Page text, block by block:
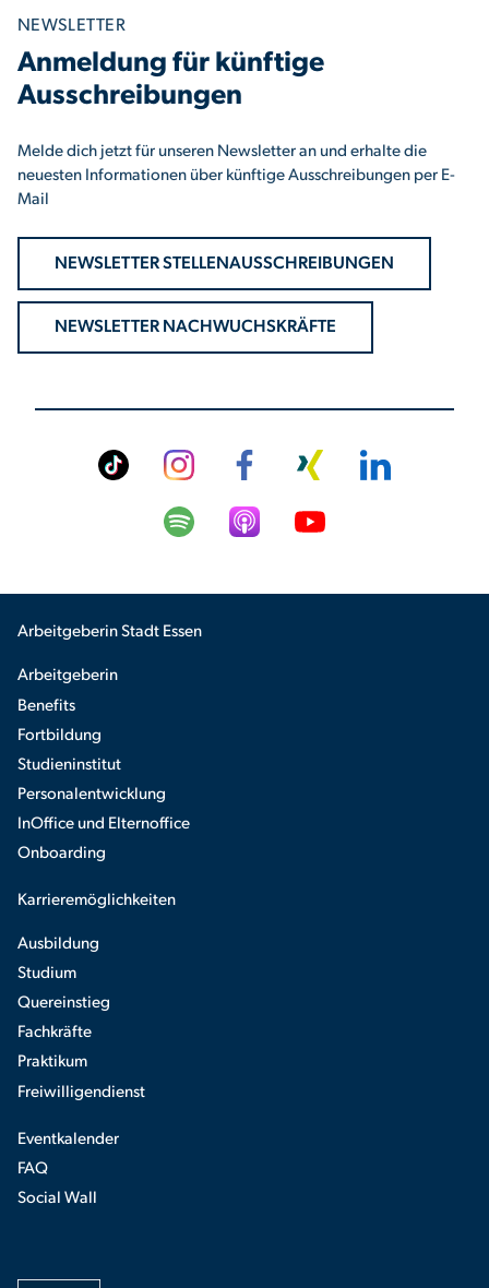
NEWSLETTER
Anmeldung für künftige
Ausschreibungen
Melde dich jetzt für unseren Newsletter an und erhalte die
neuesten Informationen über künftige Ausschreibungen per E-
Mail
NEWSLETTER STELLENAUSSCHREIBUNGEN
NEWSLETTER NACHWUCHSKRÄFTE
Arbeitgeberin Stadt Essen
Arbeitgeberin
Benefits
Fortbildung
Studieninstitut
Personalentwicklung
InOffice und Elternoffice
Onboarding
Karrieremöglichkeiten
Ausbildung
Studium
Quereinstieg
Fachkräfte
Praktikum
Freiwilligendienst
Eventkalender
FAQ
Social Wall